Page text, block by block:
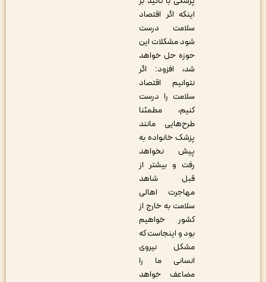
اینکه اگر اقتصاد
سلامت درست
شود مشکلات این
حوزه حل خواهد
شد، افزود: اگر
نتوانیم اقتصاد
سلامت را درست
کنیم، مطمئنا
طرح‌هایی مانند
پزشک خانواده به
پیش نخواهد
رفت و بیشتر از
قبل شاهد
مهاجرت اهالی
سلامت به خارج از
کشور خواهیم
بود و اینجاست که
مشکل نیروی
انسانی ما را
مضاعف خواهد